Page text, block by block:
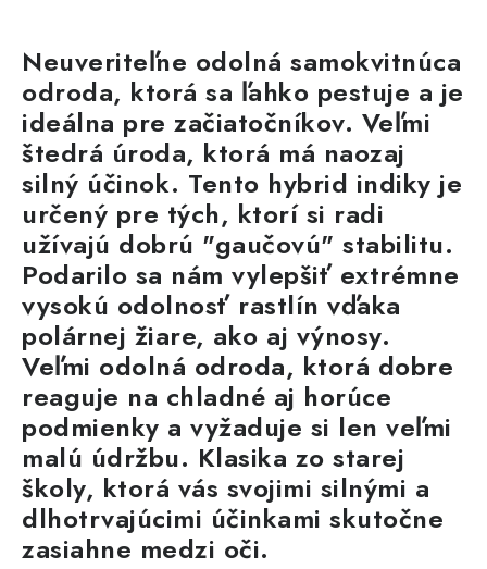
Neuveriteľne odolná samokvitnúca
odroda, ktorá sa ľahko pestuje a je
ideálna pre začiatočníkov. Veľmi
štedrá úroda, ktorá má naozaj
silný účinok. Tento hybrid indiky je
určený pre tých, ktorí si radi
užívajú dobrú "gaučovú" stabilitu.
Podarilo sa nám vylepšiť extrémne
vysokú odolnosť rastlín vďaka
polárnej žiare, ako aj výnosy.
Veľmi odolná odroda, ktorá dobre
reaguje na chladné aj horúce
podmienky a vyžaduje si len veľmi
malú údržbu. Klasika zo starej
školy, ktorá vás svojimi silnými a
dlhotrvajúcimi účinkami skutočne
zasiahne medzi oči.